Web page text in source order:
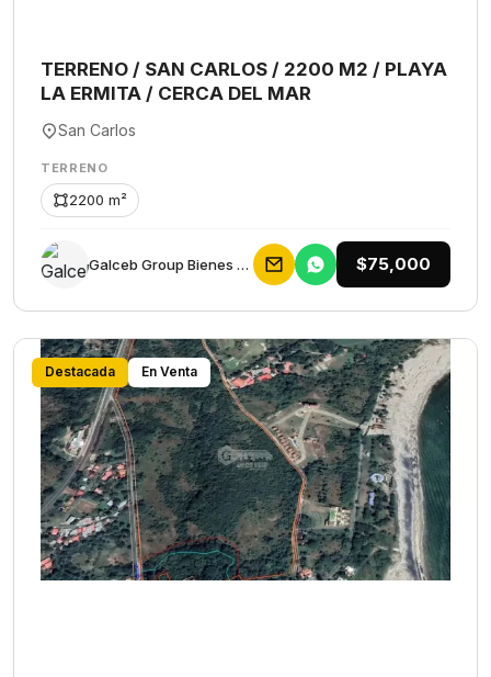
TERRENO / SAN CARLOS / 2200 M2 / PLAYA
LA ERMITA / CERCA DEL MAR
San Carlos
TERRENO
2200 m²
Galceb Group Bienes Raices $75,000
Destacada En Venta